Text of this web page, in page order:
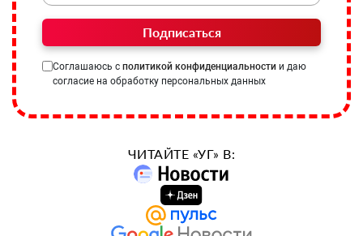
Подписаться
Соглашаюсь с политикой конфиденциальности и даю
согласие на обработку персональных данных
ЧИТАЙТЕ «УГ» В: